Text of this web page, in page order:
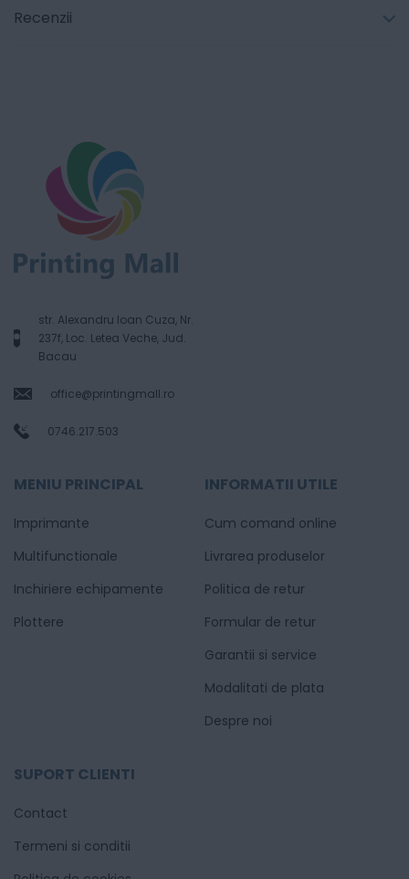
Recenzii
str. Alexandru Ioan Cuza, Nr.
237f, Loc. Letea Veche, Jud.
Bacau
office@printingmall.ro
0746.217.503
MENIU PRINCIPAL
Imprimante
Multifunctionale
Inchiriere echipamente
Plottere
INFORMATII UTILE
Cum comand online
Livrarea produselor
Politica de retur
Formular de retur
Garantii si service
Modalitati de plata
Despre noi
SUPORT CLIENTI
Contact
Termeni si conditii